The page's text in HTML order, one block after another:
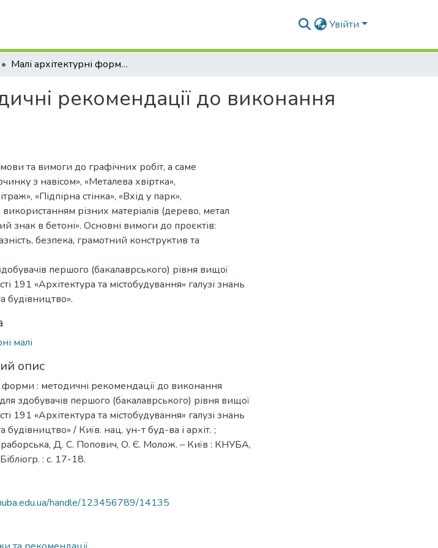
Увійти
Малі архітектурні форми : методичні рекомендації до виконання графічних робіт
рекомендації до виконання
та вимоги до графічних робіт, а саме
з навісом», «Металева хвіртка»,
«Підпірна стінка», «Вхід у парк»,
різних матеріалів (дерево, метал
знак в бетоні». Основні вимоги до проєктів:
безпека, грамотний конструктив та
першого (бакалаврського) рівня вищої
191 «Архітектура та містобудування» галузі знань
будівництво».
малі
опис
форми : методичні рекомендації до виконання
здобувачів першого (бакалаврського) рівня вищої
191 «Архітектура та містобудування» галузі знань
будівництво» / Київ. нац. ун-т буд-ва і архіт. ;
Д. С. Попович, О. Є. Молож. – Київ : КНУБА,
: с. 17-18.
handle/123456789/14135